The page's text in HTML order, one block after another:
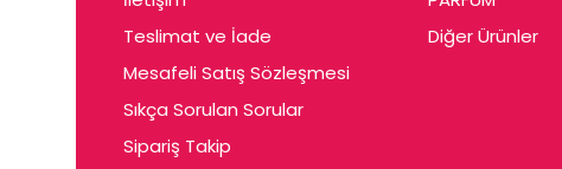
Teslimat ve İade
Mesafeli Satış Sözleşmesi
Sıkça Sorulan Sorular
Sipariş Takip
Diğer Ürünler